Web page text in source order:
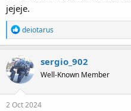
jejeje.
R
e
a
c
t
i
o
n
s
deiotarus
sergio_902
Well-Known Member
2 Oct 2024